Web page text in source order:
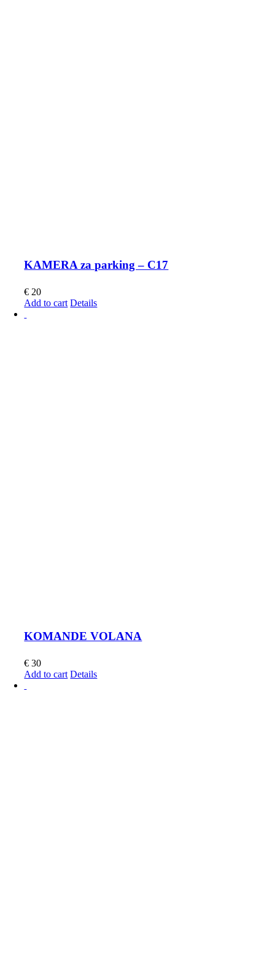
KAMERA za parking – C17
€ 20
Add to cart Details
KOMANDE VOLANA
€ 30
Add to cart Details